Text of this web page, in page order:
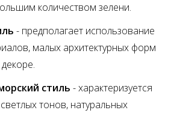
количеством зелени.
- предполагает использование
малых архитектурных форм
стиль - характеризуется
тонов, натуральных